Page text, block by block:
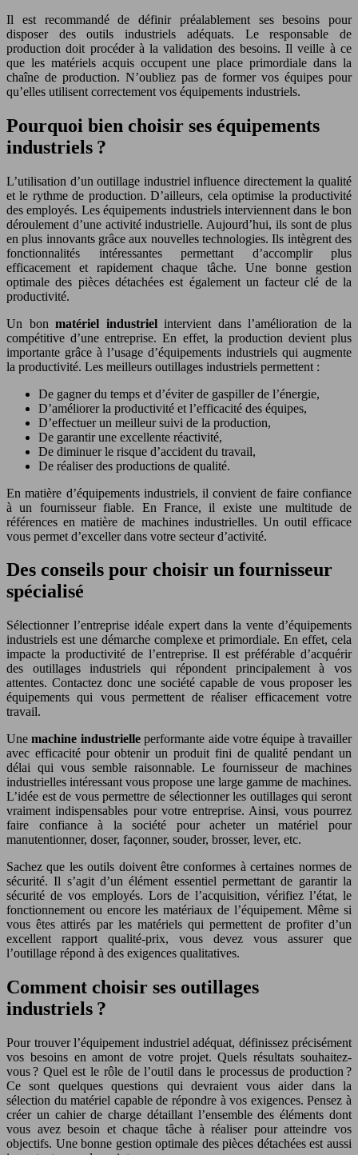
Il est recommandé de définir préalablement ses besoins pour
disposer des outils industriels adéquats. Le responsable de
production doit procéder à la validation des besoins. Il veille à ce
que les matériels acquis occupent une place primordiale dans la
chaîne de production. N’oubliez pas de former vos équipes pour
qu’elles utilisent correctement vos équipements industriels.
Pourquoi bien choisir ses équipements
industriels ?
L’utilisation d’un outillage industriel influence directement la qualité
et le rythme de production. D’ailleurs, cela optimise la productivité
des employés. Les équipements industriels interviennent dans le bon
déroulement d’une activité industrielle. Aujourd’hui, ils sont de plus
en plus innovants grâce aux nouvelles technologies. Ils intègrent des
fonctionnalités intéressantes permettant d’accomplir plus
efficacement et rapidement chaque tâche. Une bonne gestion
optimale des pièces détachées est également un facteur clé de la
productivité.
Un bon matériel industriel intervient dans l’amélioration de la
compétitive d’une entreprise. En effet, la production devient plus
importante grâce à l’usage d’équipements industriels qui augmente
la productivité. Les meilleurs outillages industriels permettent :
De gagner du temps et d’éviter de gaspiller de l’énergie,
D’améliorer la productivité et l’efficacité des équipes,
D’effectuer un meilleur suivi de la production,
De garantir une excellente réactivité,
De diminuer le risque d’accident du travail,
De réaliser des productions de qualité.
En matière d’équipements industriels, il convient de faire confiance
à un fournisseur fiable. En France, il existe une multitude de
références en matière de machines industrielles. Un outil efficace
vous permet d’exceller dans votre secteur d’activité.
Des conseils pour choisir un fournisseur
spécialisé
Sélectionner l’entreprise idéale expert dans la vente d’équipements
industriels est une démarche complexe et primordiale. En effet, cela
impacte la productivité de l’entreprise. Il est préférable d’acquérir
des outillages industriels qui répondent principalement à vos
attentes. Contactez donc une société capable de vous proposer les
équipements qui vous permettent de réaliser efficacement votre
travail.
Unemachine industrielleperformante aide votre équipe à travailler
avec efficacité pour obtenir un produit fini de qualité pendant un
délai qui vous semble raisonnable. Le fournisseur de machines
industrielles intéressant vous propose une large gamme de machines.
L’idée est de vous permettre de sélectionner les outillages qui seront
vraiment indispensables pour votre entreprise. Ainsi, vous pourrez
faire confiance à la société pour acheter un matériel pour
manutentionner, doser, façonner, souder, brosser, lever, etc.
Sachez que les outils doivent être conformes à certaines normes de
sécurité. Il s’agit d’un élément essentiel permettant de garantir la
sécurité de vos employés. Lors de l’acquisition, vérifiez l’état, le
fonctionnement ou encore les matériaux de l’équipement. Même si
vous êtes attirés par les matériels qui permettent de profiter d’un
excellent rapport qualité-prix, vous devez vous assurer que
l’outillage répond à des exigences qualitatives.
Comment choisir ses outillages
industriels ?
Pour trouver l’équipement industriel adéquat, définissez précisément
vos besoins en amont de votre projet. Quels résultats souhaitez-
vous ? Quel est le rôle de l’outil dans le processus de production ?
Ce sont quelques questions qui devraient vous aider dans la
sélection du matériel capable de répondre à vos exigences. Pensez à
créer un cahier de charge détaillant l’ensemble des éléments dont
vous avez besoin et chaque tâche à réaliser pour atteindre vos
objectifs. Une bonne gestion optimale des pièces détachées est aussi